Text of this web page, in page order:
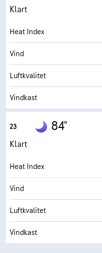
Vindkast
Fuktighet
Duggpunkt
AccuLumen Brightness Index™
Skydekke
Klart
Heat Index
Vind
Luftkvalitet
Vindkast
Duggpunkt
AccuLumen Brightness Index™
Skydekke
Sikt
Skydekke
23 84°
Klart
Heat Index
Vind
Luftkvalitet
Vindkast